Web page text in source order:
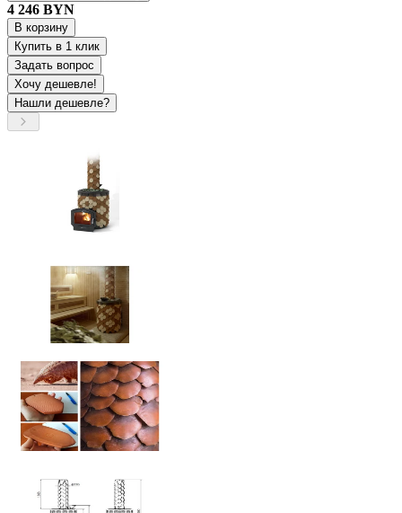
4 246 BYN
В корзину
Купить в 1 клик
Задать вопрос
Хочу дешевле!
Нашли дешевле?